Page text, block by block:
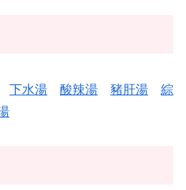
下水湯 酸辣湯 豬肝湯
綜